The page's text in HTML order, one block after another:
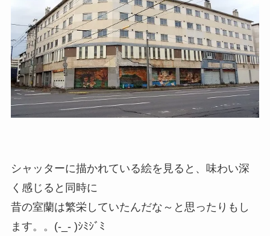
シャッターに描かれている絵を見ると、味わい深
く感じると同時に
昔の室蘭は繁栄していたんだな～と思ったりもし
ます。。(-_- )ｼﾐｼﾞﾐ